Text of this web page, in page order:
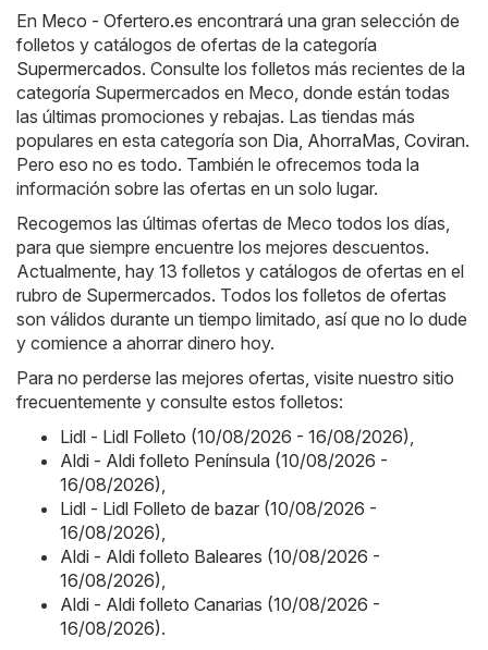
En Meco - Ofertero.es encontrará una gran selección de
folletos y catálogos de ofertas de la categoría
Supermercados. Consulte los folletos más recientes de la
categoría Supermercados en Meco, donde están todas
las últimas promociones y rebajas. Las tiendas más
populares en esta categoría son Dia AhorraMas Coviran.
Pero eso no es todo. También le ofrecemos toda la
información sobre las ofertas en un solo lugar.
Recogemos las últimas ofertas de Meco todos los días,
para que siempre encuentre los mejores descuentos.
Actualmente, hay 13 folletos y catálogos de ofertas en el
rubro de Supermercados. Todos los folletos de ofertas
son válidos durante un tiempo limitado, así que no lo dude
y comience a ahorrar dinero hoy.
Para no perderse las mejores ofertas, visite nuestro sitio
frecuentemente y consulte estos folletos:
Lidl - Lidl Folleto (10/08/2026 - 16/08/2026)
Aldi - Aldi folleto Península (10/08/2026 -
16/08/2026)
Lidl - Lidl Folleto de bazar (10/08/2026 -
16/08/2026)
Aldi - Aldi folleto Baleares (10/08/2026 -
16/08/2026)
Aldi - Aldi folleto Canarias (10/08/2026 -
16/08/2026).